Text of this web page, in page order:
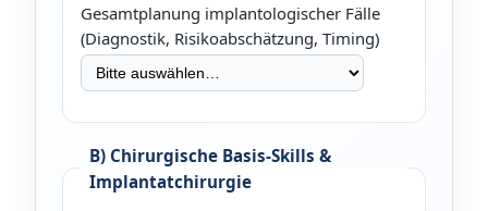
Gesamtplanung implantologischer Fälle
(Diagnostik, Risikoabschätzung, Timing)
B) Chirurgische Basis-Skills &
Implantatchirurgie